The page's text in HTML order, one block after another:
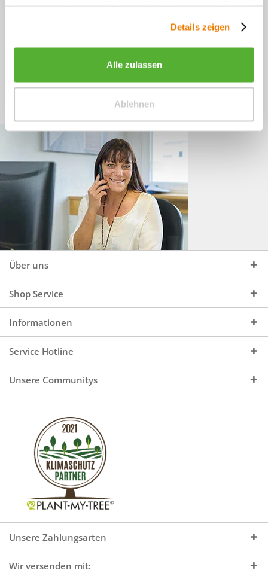
Details zeigen
Alle zulassen
Ablehnen
Sie haben Fragen zu unseren
+49 (0)4244 965 34 04
Mo - Do, 09:00 - 16:00 Uhr
und Fr, 09:00 - 13:00 Uhr
Über uns
Shop Service
Informationen
Service Hotline
Unsere Communitys
Unsere Zahlungsarten
Wir versenden mit: